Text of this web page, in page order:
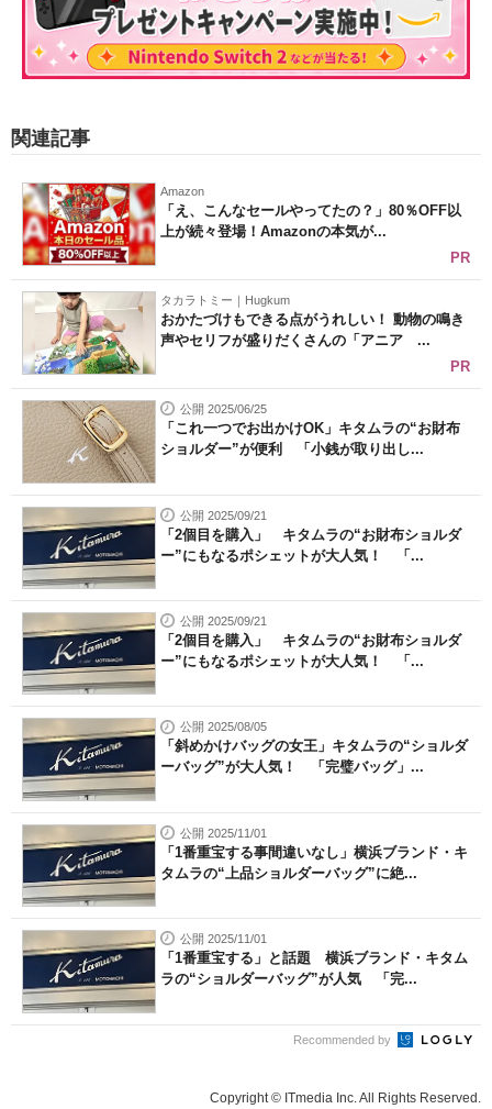
関連記事
Amazon
「え、こんなセールやってたの？」80％OFF以
上が続々登場！Amazonの本気が...
PR
タカラトミー｜Hugkum
おかたづけもできる点がうれしい！ 動物の鳴き
声やセリフが盛りだくさんの「アニア ...
PR
公開 2025/06/25
「これ一つでお出かけOK」キタムラの“お財布
ショルダー”が便利 「小銭が取り出し...
公開 2025/09/21
「2個目を購入」 キタムラの“お財布ショルダ
ー”にもなるポシェットが大人気！ 「...
公開 2025/09/21
「2個目を購入」 キタムラの“お財布ショルダ
ー”にもなるポシェットが大人気！ 「...
公開 2025/08/05
「斜めかけバッグの女王」キタムラの“ショルダ
ーバッグ”が大人気！ 「完璧バッグ」...
公開 2025/11/01
「1番重宝する事間違いなし」横浜ブランド・キ
タムラの“上品ショルダーバッグ”に絶...
公開 2025/11/01
「1番重宝する」と話題 横浜ブランド・キタム
ラの“ショルダーバッグ”が人気 「完...
Recommended by
Copyright © ITmedia Inc. All Rights Reserved.